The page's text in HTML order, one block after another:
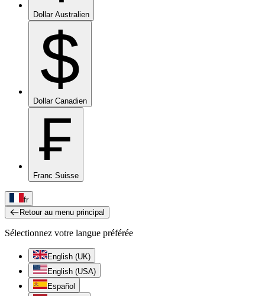
Dollar Australien
$
Dollar Canadien
₣
Franc Suisse
fr
Retour au menu principal
Sélectionnez votre langue préférée
English (UK)
English (USA)
Español